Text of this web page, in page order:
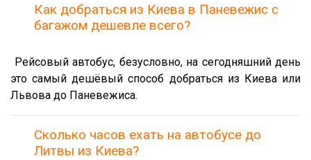
Как добраться из Киева в Паневежис с
багажом дешевле всего?
Рейсовый автобус, безусловно, на сегодняшний день
это самый дешёвый способ добраться из Киева или
Львова до Паневежиса.
Сколько часов ехать на автобусе до
Литвы из Киева?